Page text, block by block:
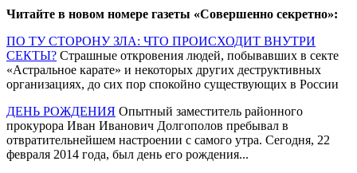
Читайте в новом номере газеты «Совершенно секретно»:
ПО ТУ СТОРОНУ ЗЛА: ЧТО ПРОИСХОДИТ ВНУТРИ
СЕКТЫ? Страшные откровения людей, побывавших в секте
«Астральное карате» и некоторых других деструктивных
организациях, до сих пор спокойно существующих в России
ДЕНЬ РОЖДЕНИЯ Опытный заместитель районного
прокурора Иван Иванович Долгополов пребывал в
отвратительнейшем настроении с самого утра. Сегодня, 22
февраля 2014 года, был день его рождения...